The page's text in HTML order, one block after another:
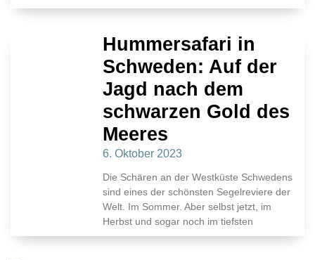
Hummersafari in
Schweden: Auf der
Jagd nach dem
schwarzen Gold des
Meeres
6. Oktober 2023
Die Schären an der Westküste Schwedens
sind eines der schönsten Segelreviere der
Welt. Im Sommer. Aber selbst jetzt, im
Herbst und sogar noch im tiefsten